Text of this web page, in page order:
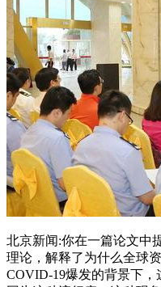
北京新闻:你在一篇论文中
理论，解释了为什么全球
COVID-19爆发的背景下，